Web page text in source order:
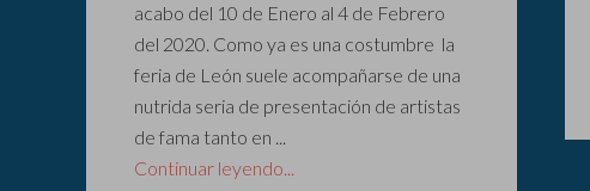
acabo del 10 de Enero al 4 de Febrero
del 2020. Como ya es una costumbre la
feria de León suele acompañarse de una
nutrida seria de presentación de artistas
de fama tanto en ...
Continuar leyendo...